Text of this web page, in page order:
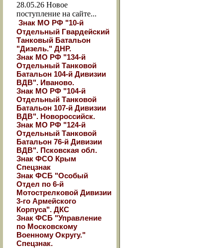
28.05.26 Новое
поступление на сайте...
Знак МО РФ "10-й
Отдельный Гвардейский
Танковый Батальон
"Дизель." ДНР.
Знак МО РФ "134-й
Отдельный Танковой
Батальон 104-й Дивизии
ВДВ". Иваново.
Знак МО РФ "104-й
Отдельный Танковой
Батальон 107-й Дивизии
ВДВ". Новороссийск.
Знак МО РФ "124-й
Отдельный Танковой
Батальон 76-й Дивизии
ВДВ". Псковская обл.
Знак ФСО Крым
Спецзнак
Знак ФСБ "Особый
Отдел по 6-й
Мотострелковой Дивизии
3-го Армейского
Корпуса". ДКС
Знак ФСБ "Управление
по Московскому
Военному Округу."
Спецзнак.